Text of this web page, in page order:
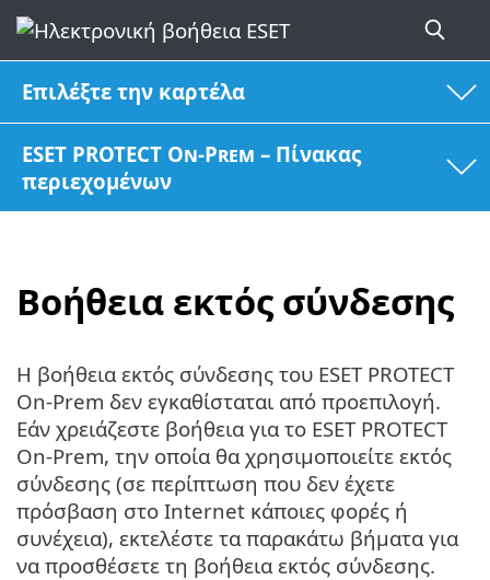
Επιλέξτε την καρτέλα
ESET PROTECT On-Prem – Πίνακας
περιεχομένων
Βοήθεια εκτός σύνδεσης
Η βοήθεια εκτός σύνδεσης του ESET PROTECT
On-Prem δεν εγκαθίσταται από προεπιλογή.
Εάν χρειάζεστε βοήθεια για το ESET PROTECT
On-Prem, την οποία θα χρησιμοποιείτε εκτός
σύνδεσης (σε περίπτωση που δεν έχετε
πρόσβαση στο Internet κάποιες φορές ή
συνέχεια), εκτελέστε τα παρακάτω βήματα για
να προσθέσετε τη βοήθεια εκτός σύνδεσης.